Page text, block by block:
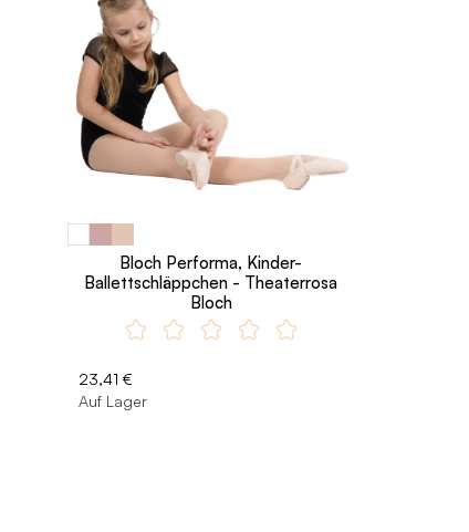
Bloch Performa, Kinder-
Ballettschläppchen - Theaterrosa
Bloch
23,41 €
Auf Lager